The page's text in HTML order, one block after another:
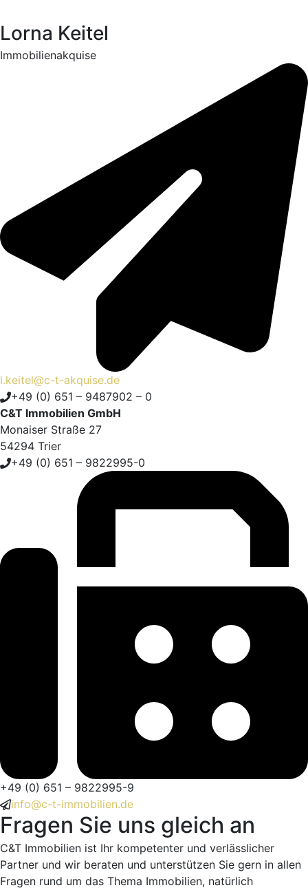
Lorna Keitel
Immobilienakquise
l.keitel@c-t-akquise.de
+49 (0) 651 – 9487902 – 0
C&T Immobilien GmbH
Monaiser Straße 27
54294 Trier
+49 (0) 651 – 9822995-0
+49 (0) 651 – 9822995-9
info@c-t-immobilien.de
Fragen Sie uns gleich an
C&T Immobilien ist Ihr kompetenter und verlässlicher
Partner und wir beraten und unterstützen Sie gern in allen
Fragen rund um das Thema Immobilien, natürlich